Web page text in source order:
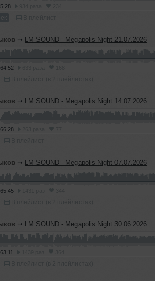
5:28
➝ LM SOUND - Megapolis Night 21.07.2026
64:52
➝ LM SOUND - Megapolis Night 14.07.2026
66:28
➝ LM SOUND - Megapolis Night 07.07.2026
65:45
➝ LM SOUND - Megapolis Night 30.06.2026
63:11